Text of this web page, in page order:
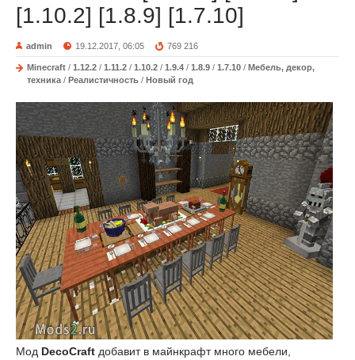
[1.10.2] [1.8.9] [1.7.10]
admin 19.12.2017, 06:05 769 216
Minecraft / 1.12.2 / 1.11.2 / 1.10.2 / 1.9.4 / 1.8.9 / 1.7.10 / Мебель, декор,
техника / Реалистичность / Новый год
Мод DecoCraft добавит в майнкрафт много мебели,